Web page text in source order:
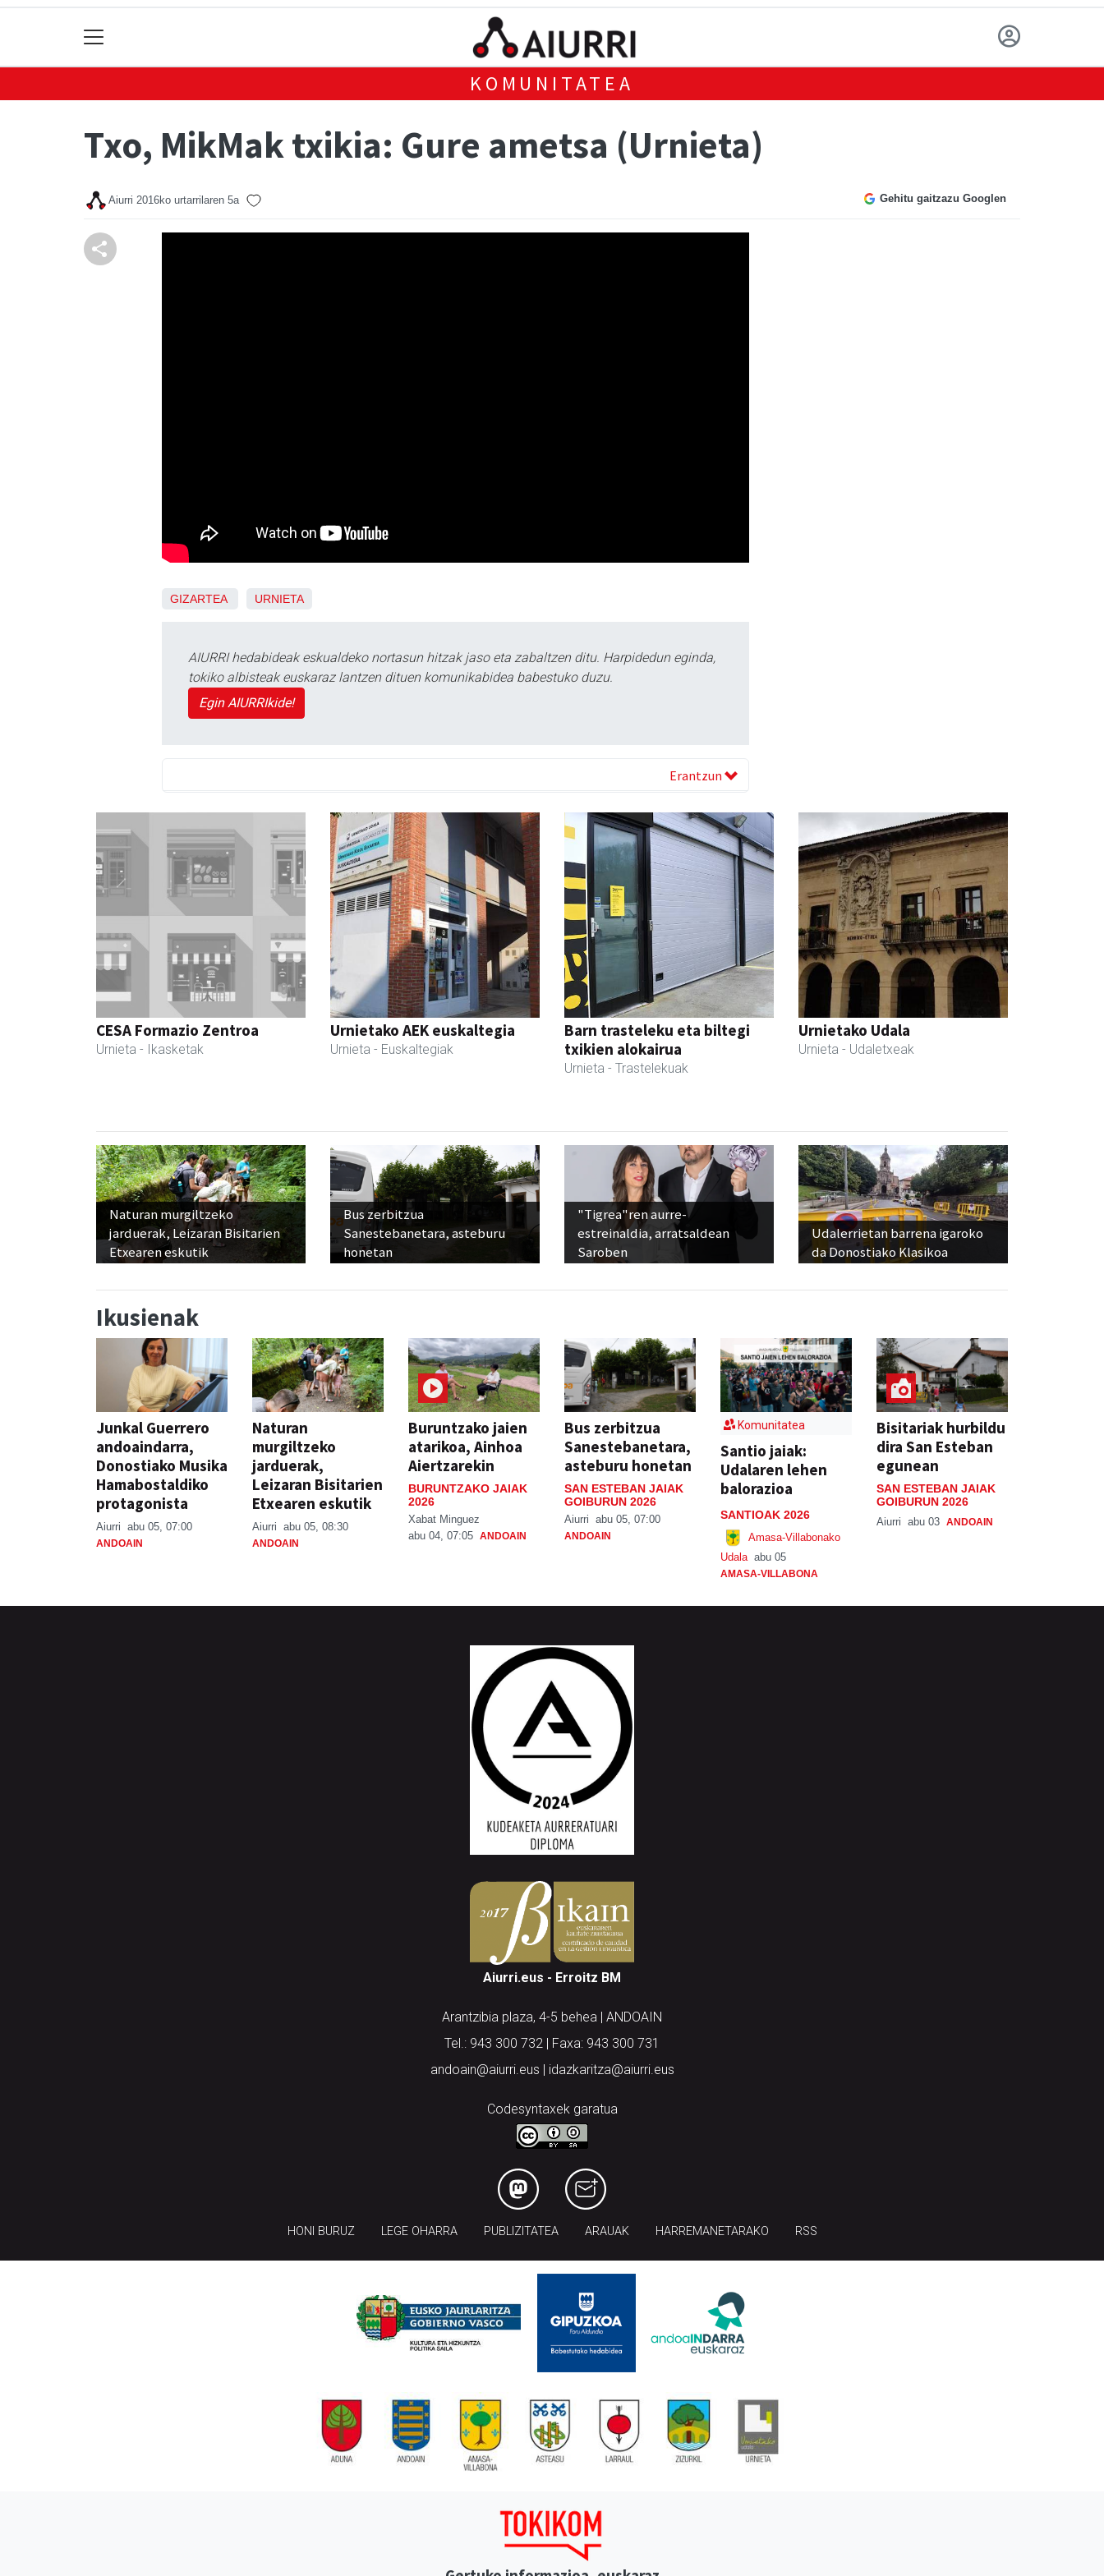
KOMUNITATEA
Txo, MikMak txikia: Gure ametsa (Urnieta)
Aiurri 2016ko urtarrilaren 5a Gehitu gaitzazu Googlen
GIZARTEA URNIETA
AIURRI hedabideak eskualdeko nortasun hitzak jaso eta zabaltzen ditu. Harpidedun eginda,
tokiko albisteak euskaraz lantzen dituen komunikabidea babestuko duzu.
Egin AIURRIkide!
Erantzun
CESA Formazio Zentroa
Urnieta - Ikasketak
Urnietako AEK euskaltegia
Urnieta - Euskaltegiak
Barn trasteleku eta biltegi
txikien alokairua
Urnieta - Trastelekuak
Urnietako Udala
Urnieta - Udaletxeak
Naturan murgiltzeko
jarduerak, Leizaran Bisitarien
Etxearen eskutik
Bus zerbitzua
Sanestebanetara, asteburu
honetan
"Tigrea"ren aurre-
estreinaldia, arratsaldean
Saroben
Udalerrietan barrena igaroko
da Donostiako Klasikoa
Ikusienak
Junkal Guerrero
andoaindarra,
Donostiako Musika
Hamabostaldiko
protagonista
Aiurri abu 05, 07:00
ANDOAIN
Naturan
murgiltzeko
jarduerak,
Leizaran Bisitarien
Etxearen eskutik
Aiurri abu 05, 08:30
ANDOAIN
Buruntzako jaien
atarikoa, Ainhoa
Aiertzarekin
BURUNTZAKO JAIAK
2026
Xabat Minguez
abu 04, 07:05 ANDOAIN
Bus zerbitzua
Sanestebanetara,
asteburu honetan
SAN ESTEBAN JAIAK
GOIBURUN 2026
Aiurri abu 05, 07:00
ANDOAIN
Komunitatea
Santio jaiak:
Udalaren lehen
balorazioa
SANTIOAK 2026
Amasa-Villabonako
Udala abu 05
AMASA-VILLABONA
Bisitariak hurbildu
dira San Esteban
egunean
SAN ESTEBAN JAIAK
GOIBURUN 2026
Aiurri abu 03 ANDOAIN
Aiurri.eus - Erroitz BM
Arantzibia plaza, 4-5 behea | ANDOAIN
Tel.: 943 300 732 | Faxa: 943 300 731
andoain@aiurri.eus | idazkaritza@aiurri.eus
Codesyntaxek garatua
HONI BURUZ LEGE OHARRA PUBLIZITATEA ARAUAK HARREMANETARAKO RSS